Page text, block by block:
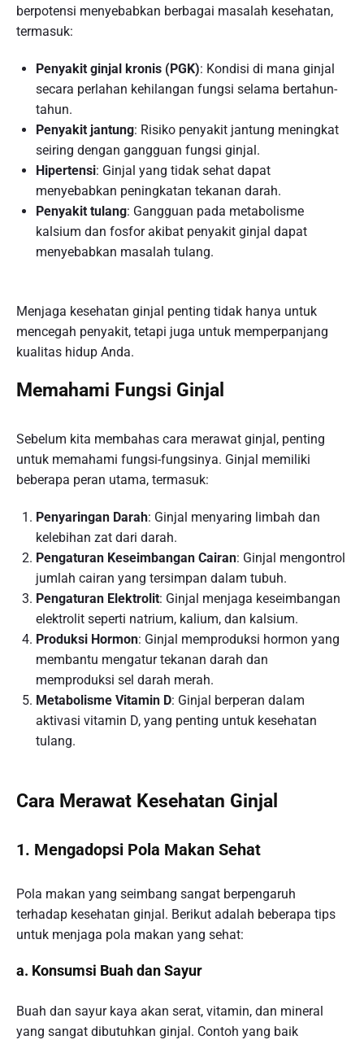
berpotensi menyebabkan berbagai masalah kesehatan,
termasuk:
Penyakit ginjal kronis (PGK): Kondisi di mana ginjal
secara perlahan kehilangan fungsi selama bertahun-
tahun.
Penyakit jantung: Risiko penyakit jantung meningkat
seiring dengan gangguan fungsi ginjal.
Hipertensi: Ginjal yang tidak sehat dapat
menyebabkan peningkatan tekanan darah.
Penyakit tulang: Gangguan pada metabolisme
kalsium dan fosfor akibat penyakit ginjal dapat
menyebabkan masalah tulang.
Menjaga kesehatan ginjal penting tidak hanya untuk
mencegah penyakit, tetapi juga untuk memperpanjang
kualitas hidup Anda.
Memahami Fungsi Ginjal
Sebelum kita membahas cara merawat ginjal, penting
untuk memahami fungsi-fungsinya. Ginjal memiliki
beberapa peran utama, termasuk:
Penyaringan Darah: Ginjal menyaring limbah dan
kelebihan zat dari darah.
Pengaturan Keseimbangan Cairan: Ginjal mengontrol
jumlah cairan yang tersimpan dalam tubuh.
Pengaturan Elektrolit: Ginjal menjaga keseimbangan
elektrolit seperti natrium, kalium, dan kalsium.
Produksi Hormon: Ginjal memproduksi hormon yang
membantu mengatur tekanan darah dan
memproduksi sel darah merah.
Metabolisme Vitamin D: Ginjal berperan dalam
aktivasi vitamin D, yang penting untuk kesehatan
tulang.
Cara Merawat Kesehatan Ginjal
1. Mengadopsi Pola Makan Sehat
Pola makan yang seimbang sangat berpengaruh
terhadap kesehatan ginjal. Berikut adalah beberapa tips
untuk menjaga pola makan yang sehat:
a. Konsumsi Buah dan Sayur
Buah dan sayur kaya akan serat, vitamin, dan mineral
yang sangat dibutuhkan ginjal. Contoh yang baik